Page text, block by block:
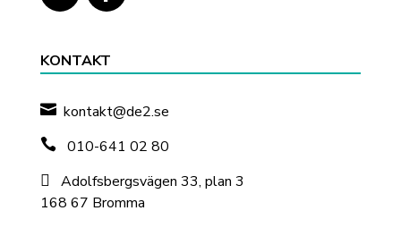
KONTAKT
 kontakt@de2.se
 010-641 02 80

Adolfsbergsvägen 33, plan 3
168 67 Bromma